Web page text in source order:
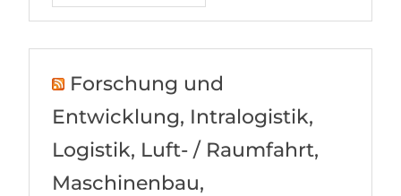
Forschung und
Entwicklung, Intralogistik,
Logistik, Luft- / Raumfahrt,
Maschinenbau,